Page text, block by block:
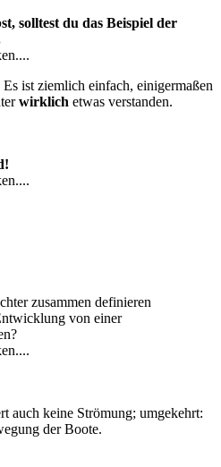
solltest du das Beispiel der
ist ziemlich einfach, einigermaßen
wirklich etwas verstanden.
zusammen definieren
von einer
auch keine Strömung; umgekehrt:
der Boote.